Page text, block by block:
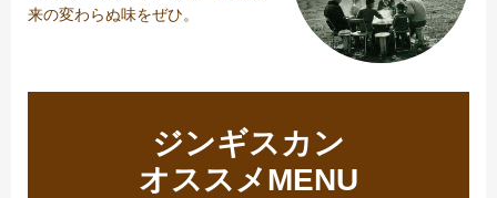
来の変わらぬ味をぜひ。
ジンギスカン
オススメMENU